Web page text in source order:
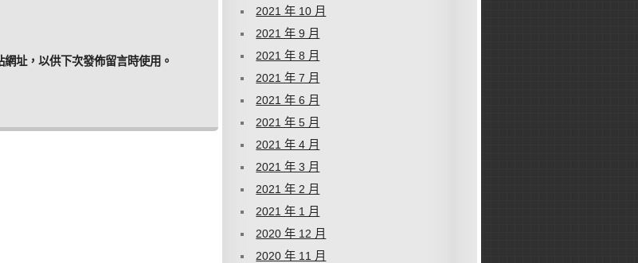
址，以供下次發佈留言時使用。
2021 年 10 月
2021 年 9 月
2021 年 8 月
2021 年 7 月
2021 年 6 月
2021 年 5 月
2021 年 4 月
2021 年 3 月
2021 年 2 月
2021 年 1 月
2020 年 12 月
2020 年 11 月